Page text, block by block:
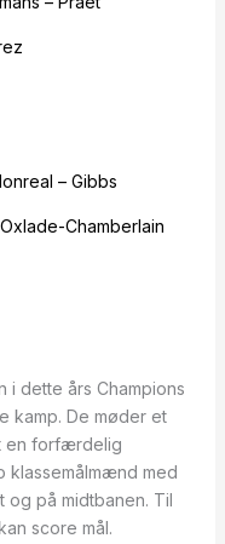
– Gibbs
Chamberlain
i dette års Champions
kamp. De møder et
en forfærdelig
klassemålmænd med
og på midtbanen. Til
score mål.